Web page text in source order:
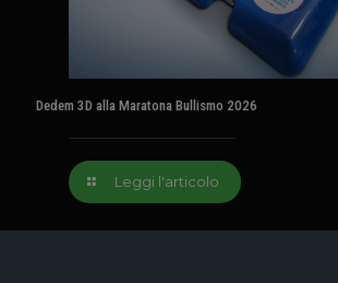
Dedem 3D alla Maratona Bullismo 2026
Leggi l'articolo